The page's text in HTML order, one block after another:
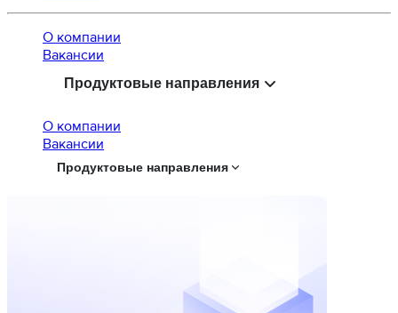
О компании
Вaкансии
Продуктовые направления
О компании
Вaкансии
Продуктовые направления